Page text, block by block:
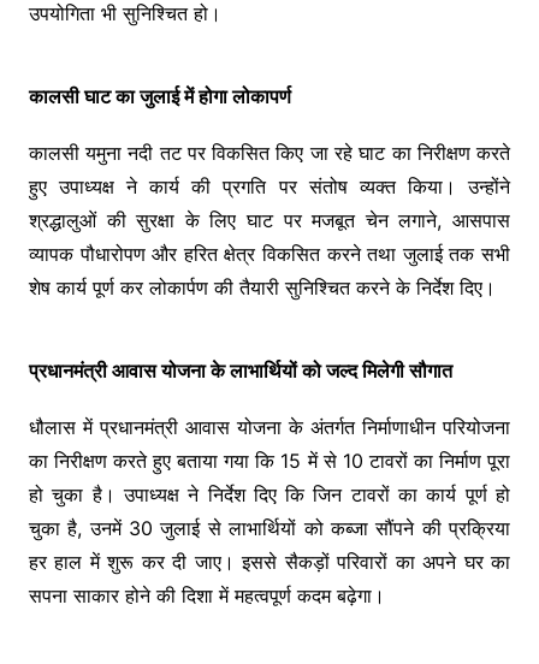
उपयोगिता भी सुनिश्चित हो।
कालसी घाट का जुलाई में होगा लोकापर्ण
कालसी यमुना नदी तट पर विकसित किए जा रहे घाट का निरीक्षण करते
हुए उपाध्यक्ष ने कार्य की प्रगति पर संतोष व्यक्त किया। उन्होंने
श्रद्धालुओं की सुरक्षा के लिए घाट पर मजबूत चेन लगाने, आसपास
व्यापक पौधारोपण और हरित क्षेत्र विकसित करने तथा जुलाई तक सभी
शेष कार्य पूर्ण कर लोकार्पण की तैयारी सुनिश्चित करने के निर्देश दिए।
प्रधानमंत्री आवास योजना के लाभार्थियों को जल्द मिलेगी सौगात
धौलास में प्रधानमंत्री आवास योजना के अंतर्गत निर्माणाधीन परियोजना
का निरीक्षण करते हुए बताया गया कि 15 में से 10 टावरों का निर्माण पूरा
हो चुका है। उपाध्यक्ष ने निर्देश दिए कि जिन टावरों का कार्य पूर्ण हो
चुका है, उनमें 30 जुलाई से लाभार्थियों को कब्जा सौंपने की प्रक्रिया
हर हाल में शुरू कर दी जाए। इससे सैकड़ों परिवारों का अपने घर का
सपना साकार होने की दिशा में महत्वपूर्ण कदम बढ़ेगा।